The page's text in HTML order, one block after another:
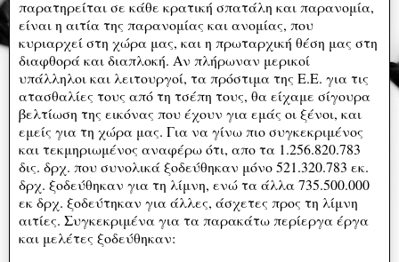
παρατηρείται σε κάθε κρατική σπατάλη και παρανομία,
είναι η αιτία της παρανομίας και ανομίας, που
κυριαρχεί στη χώρα μας, και η πρωταρχική θέση μας στη
διαφθορά και διαπλοκή. Αν πλήρωναν μερικοί
υπάλληλοι και λειτουργοί, τα πρόστιμα της Ε.Ε. για τις
ατασθαλίες τους από τη τσέπη τους, θα είχαμε σίγουρα
βελτίωση της εικόνας που έχουν για εμάς οι ξένοι, και
εμείς για τη χώρα μας. Για να γίνω πιο συγκεκριμένος
και τεκμηριωμένος αναφέρω ότι, απο τα 1.256.820.783
δις. δρχ. που συνολικά ξοδεύθηκαν μόνο 521.320.783 εκ.
δρχ. ξοδεύθηκαν για τη λίμνη, ενώ τα άλλα 735.500.000
εκ δρχ. ξοδεύτηκαν για άλλες, άσχετες προς τη λίμνη
αιτίες. Συγκεκριμένα για τα παρακάτω περίεργα έργα
και μελέτες ξοδεύθηκαν: